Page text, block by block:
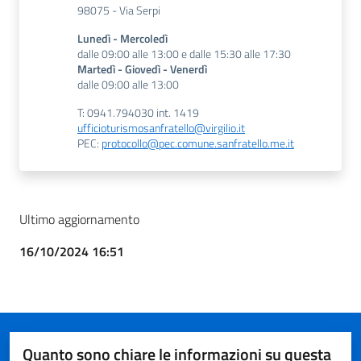
98075 - Via Serpi
Lunedì - Mercoledì
dalle 09:00 alle 13:00 e dalle 15:30 alle 17:30
Martedì - Giovedì - Venerdì
dalle 09:00 alle 13:00
T: 0941.794030 int. 1419
ufficioturismosanfratello@virgilio.it
PEC: protocollo@pec.comune.sanfratello.me.it
Ultimo aggiornamento
16/10/2024 16:51
Quanto sono chiare le informazioni su questa